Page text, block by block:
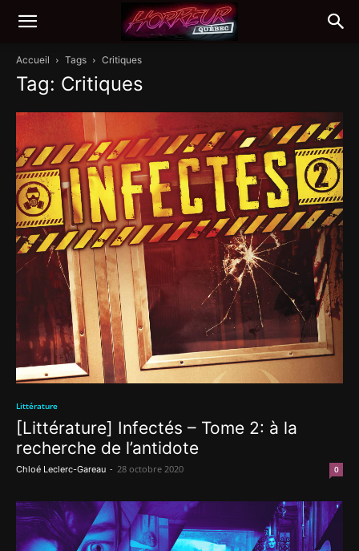
Accueil Tags Critiques
Tag: Critiques
Littérature
[Littérature] Infectés – Tome 2: à la
recherche de l’antidote
Chloé Leclerc-Gareau - 28 octobre 2020 0